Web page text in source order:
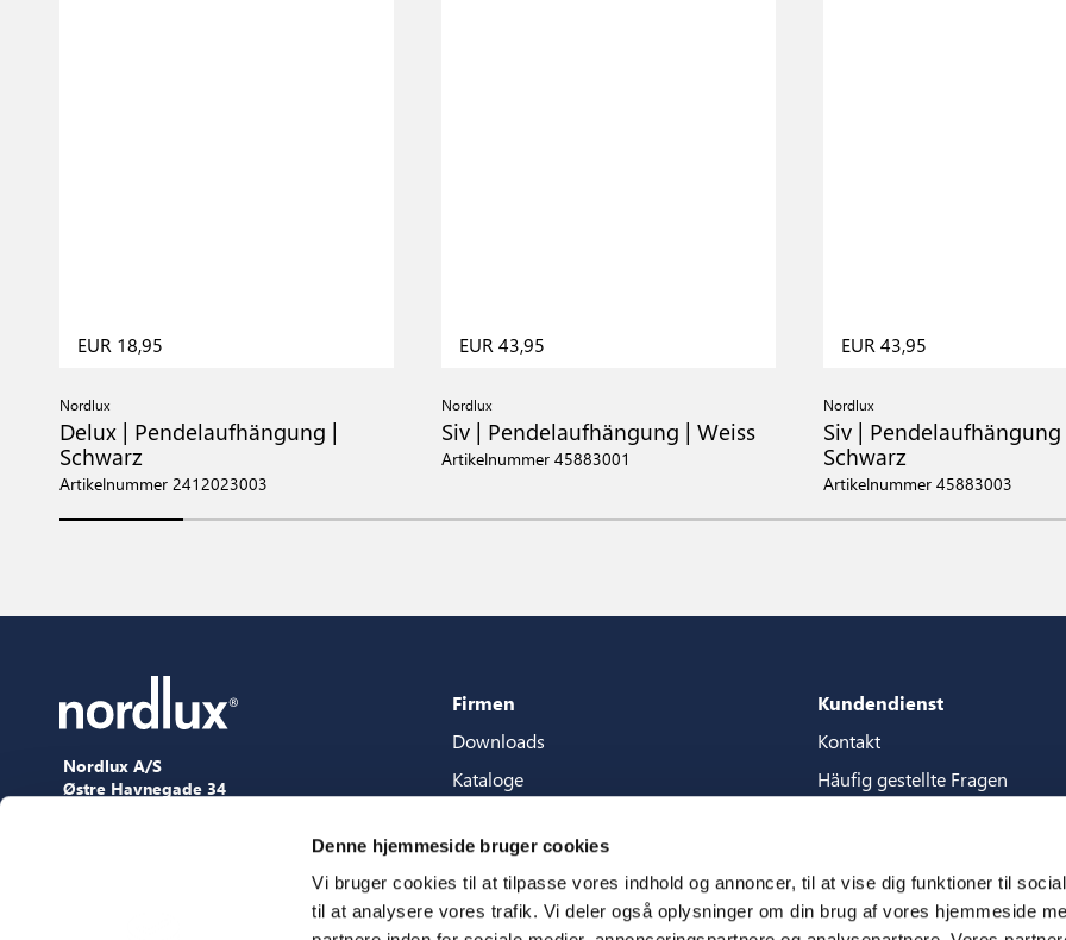
Denne hjemmeside bruger cookies
Vi bruger cookies til at tilpasse vores indhold og annoncer, til at vise dig funktioner til
til at analysere vores trafik. Vi deler også oplysninger om din brug af vores hjemmeside
EUR 18,95
Nordlux
Delux | Pendelaufhängung |
Schwarz
Artikelnummer 2412023003
EUR 43,95
Nordlux
Siv | Pendelaufhängung | Weiss
Artikelnummer 45883001
EUR 43,95
Nordlux
Siv | Pendelaufhängung
Schwarz
Artikelnummer 45883003
Nordlux A/S
Østre Havnegade 34
Firmen
Downloads
Kataloge
Content store guide
3D Dateien
Press
Kundendienst
Kontakt
Häufig gestellte Fragen
CSR